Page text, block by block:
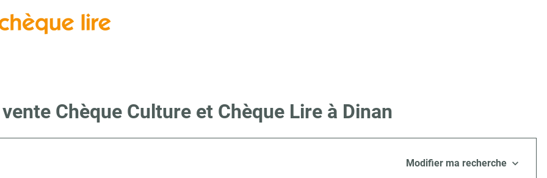
Chèque Culture et Chèque Lire à Dinan
Modifier ma recherche